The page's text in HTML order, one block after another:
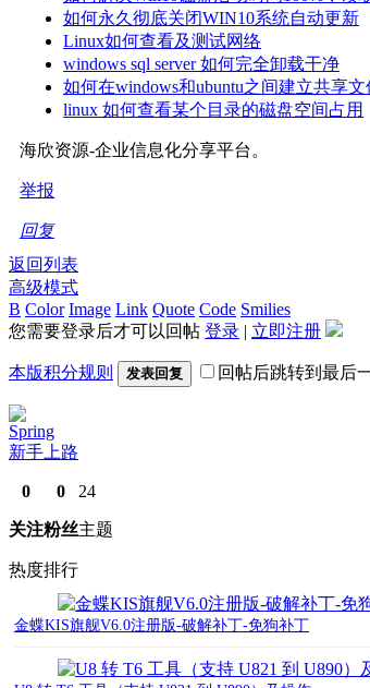
如何永久彻底关闭WIN10系统自动更新
Linux如何查看及测试网络
windows sql server 如何完全卸载干净
如何在windows和ubuntu之间建立共享文
linux 如何查看某个目录的磁盘空间占用
海欣资源-企业信息化分享平台。
举报
回复
返回列表
高级模式
B Color Image Link Quote Code Smilies
您需要登录后才可以回帖 登录 | 立即注册
本版积分规则 发表回复 回帖后跳转到最后
Spring
新手上路
0
关注
0
粉丝
24
主题
热度排行
金蝶KIS旗舰V6.0注册版-破解补丁-免狗补丁